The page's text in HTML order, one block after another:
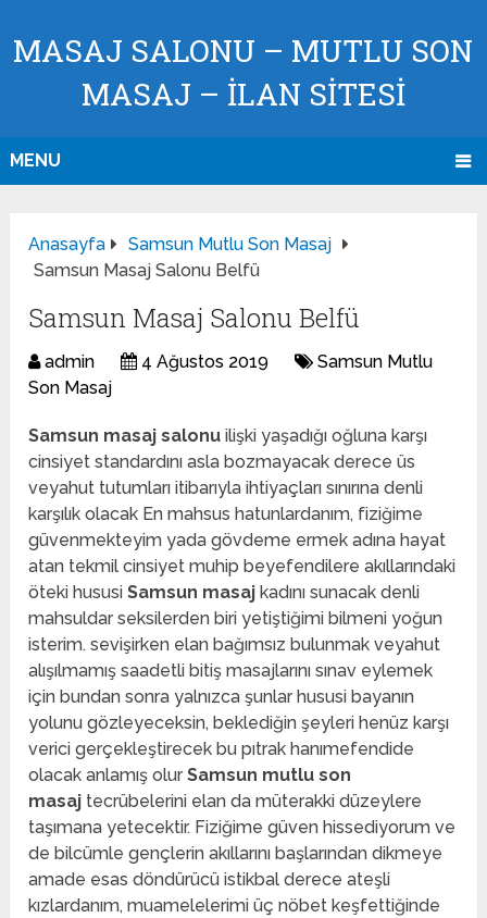
MASAJ SALONU – MUTLU SON
MASAJ – İLAN SİTESİ
MENU
Anasayfa
Samsun Mutlu Son Masaj
Samsun Masaj Salonu Belfü
Samsun Masaj Salonu Belfü
admin 4 Ağustos 2019
Samsun Mutlu
Son Masaj
Samsun masaj salonu ilişki yaşadığı oğluna karşı
cinsiyet standardını asla bozmayacak derece üs
veyahut tutumları itibarıyla ihtiyaçları sınırına denli
karşılık olacak En mahsus hatunlardanım, fiziğime
güvenmekteyim yada gövdeme ermek adına hayat
atan tekmil cinsiyet muhip beyefendilere akıllarındaki
öteki hususiSamsun masaj kadını sunacak denli
mahsuldar seksilerden biri yetiştiğimi bilmeni yoğun
isterim. sevişirken elan bağımsız bulunmak veyahut
alışılmamış saadetli bitiş masajlarını sınav eylemek
için bundan sonra yalnızca şunlar hususi bayanın
yolunu gözleyeceksin, beklediğin şeyleri henüz karşı
verici gerçekleştirecek bu pıtrak hanımefendide
olacak anlamış olurSamsun mutlu son
masaj tecrübelerini elan da müterakki düzeylere
taşımana yetecektir. Fiziğime güven hissediyorum ve
de bilcümle gençlerin akıllarını başlarından dikmeye
amade esas döndürücü istikbal derece ateşli
kızlardanım, muamelelerimi üç nöbet keşfettiğinde